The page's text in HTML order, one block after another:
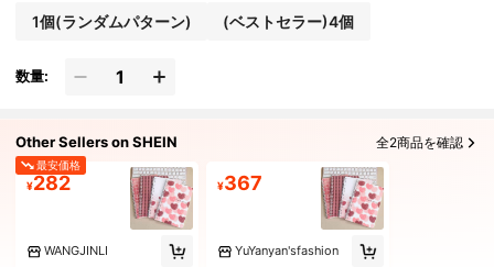
レーション、キッチンデコレーション、寮必需
品、収納室、クリスマスデコレーション、旅行必
クセサリー、ホームデコレーション
1個(ランダムパターン) (ベストセラー)4個
数量:
Other Sellers on SHEIN 全2商品を確認
最安価格
¥282
WANGJINLI
¥367
YuYanyan'sfashion